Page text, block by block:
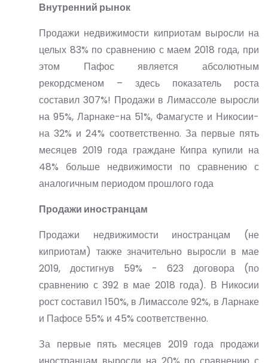
Внутренний рынок
Продажи недвижимости киприотам выросли на
целых 83% по сравнению с маем 2018 года, при
этом Пафос является абсолютным
рекордсменом – здесь показатель роста
составил 307%! Продажи в Лимассоле выросли
на 95%, Ларнаке-на 51%, Фамагусте и Никосии-
на 32% и 24% соответственно. За первые пять
месяцев 2019 года граждане Кипра купили на
48% больше недвижимости по сравнению с
аналогичным периодом прошлого года
Продажи иностранцам
Продажи недвижимости иностранцам (не
киприотам) также значительно выросли в мае
2019, достигнув 59% - 623 договора (по
сравнению с 392 в мае 2018 года). В Никосии
рост составил 150%, в Лимассоле 92%, в Ларнаке
и Пафосе 55% и 45% соответственно.
За первые пять месяцев 2019 года продажи